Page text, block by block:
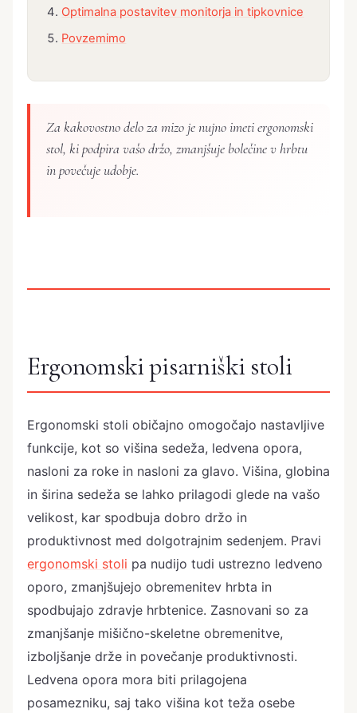
Optimalna postavitev monitorja in tipkovnice
Povzemimo
Za kakovostno delo za mizo je nujno imeti ergonomski
stol, ki podpira vašo držo, zmanjšuje bolečine v hrbtu
in povečuje udobje.
Ergonomski pisarniški stoli
Ergonomski stoli običajno omogočajo nastavljive
funkcije, kot so višina sedeža, ledvena opora,
nasloni za roke in nasloni za glavo. Višina, globina
in širina sedeža se lahko prilagodi glede na vašo
velikost, kar spodbuja dobro držo in
produktivnost med dolgotrajnim sedenjem. Pravi
ergonomski stoli pa nudijo tudi ustrezno ledveno
oporo, zmanjšujejo obremenitev hrbta in
spodbujajo zdravje hrbtenice. Zasnovani so za
zmanjšanje mišično-skeletne obremenitve,
izboljšanje drže in povečanje produktivnosti.
Ledvena opora mora biti prilagojena
posamezniku, saj tako višina kot teža osebe